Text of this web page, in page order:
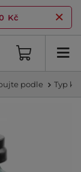
Kč
podle Typ